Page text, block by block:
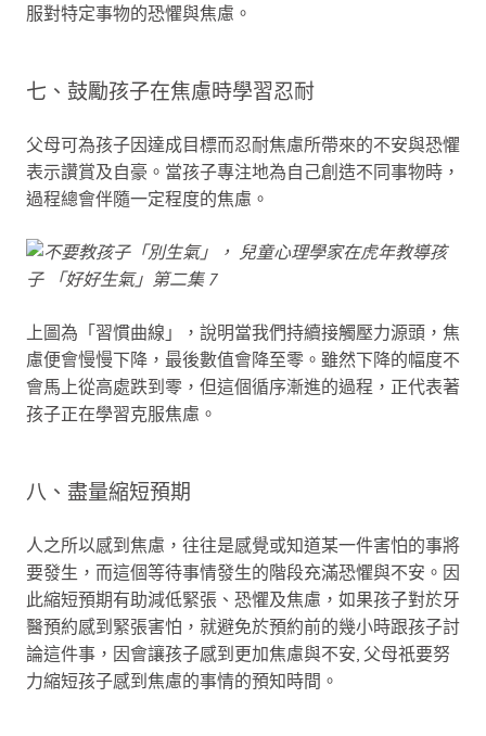
服對特定事物的恐懼與焦慮。
七、鼓勵孩子在焦慮時學習忍耐
父母可為孩子因達成目標而忍耐焦慮所帶來的不安與恐懼
表示讚賞及自豪。當孩子專注地為自己創造不同事物時，
過程總會伴隨一定程度的焦慮。
上圖為「習慣曲線」，說明當我們持續接觸壓力源頭，焦
慮便會慢慢下降，最後數值會降至零。雖然下降的幅度不
會馬上從高處跌到零，但這個循序漸進的過程，正代表著
孩子正在學習克服焦慮。
八、盡量縮短預期
人之所以感到焦慮，往往是感覺或知道某一件害怕的事將
要發生，而這個等待事情發生的階段充滿恐懼與不安。因
此縮短預期有助減低緊張、恐懼及焦慮，如果孩子對於牙
醫預約感到緊張害怕，就避免於預約前的幾小時跟孩子討
論這件事，因會讓孩子感到更加焦慮與不安, 父母祇要努
力縮短孩子感到焦慮的事情的預知時間。